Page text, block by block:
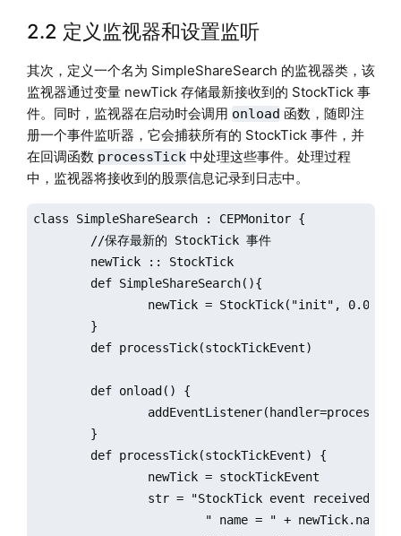
2.2 定义监视器和设置监听
其次，定义一个名为 SimpleShareSearch 的监视器类，该
监视器通过变量 newTick 存储最新接收到的 StockTick 事
件。同时，监视器在启动时会调用 onload 函数，随即注
册一个事件监听器，它会捕获所有的 StockTick 事件，并
在回调函数 processTick中处理这些事件。处理过程
中，监视器将接收到的股票信息记录到日志中。
class SimpleShareSearch : CEPMonitor {